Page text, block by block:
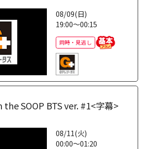
08/09(日)
19:00～00:15
同時・見逃し
the SOOP BTS ver. #1<字幕>
08/11(火)
00:00～01:20